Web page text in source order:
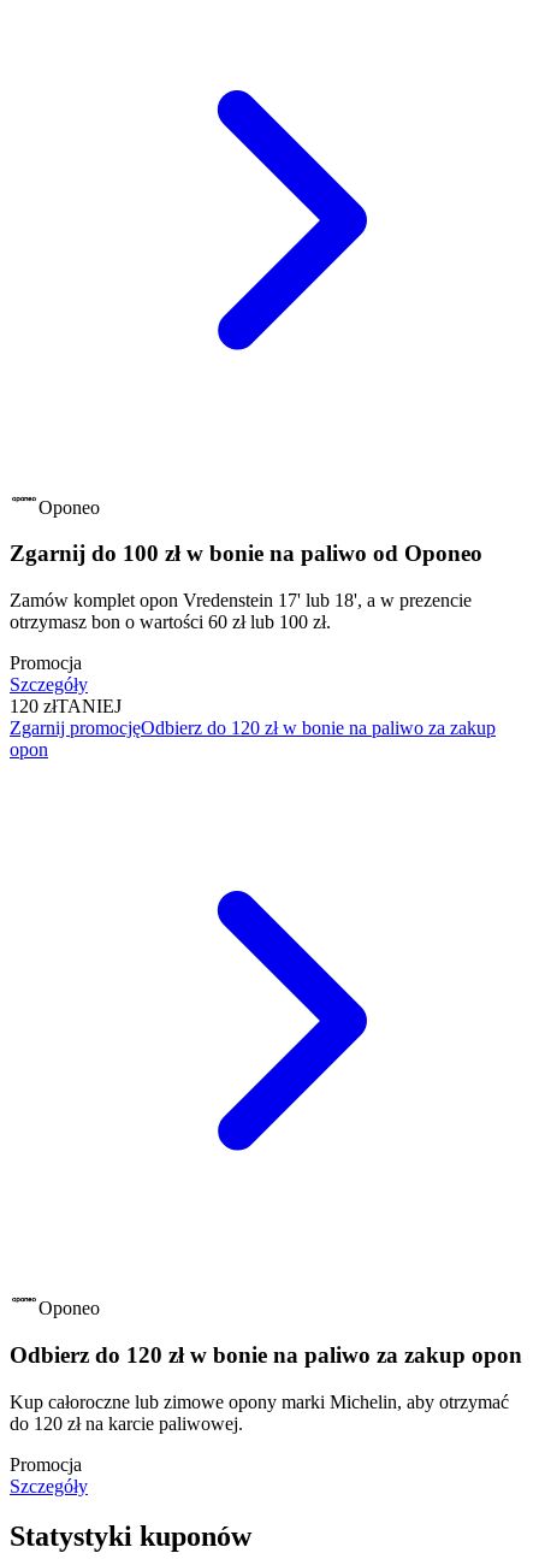
Oponeo
Zgarnij do 100 zł w bonie na paliwo od Oponeo
Zamów komplet opon Vredenstein 17' lub 18', a w prezencie
otrzymasz bon o wartości 60 zł lub 100 zł.
Promocja
Szczegóły
120 złTANIEJ
Zgarnij promocjęOdbierz do 120 zł w bonie na paliwo za zakup
opon
Oponeo
Odbierz do 120 zł w bonie na paliwo za zakup opon
Kup całoroczne lub zimowe opony marki Michelin, aby otrzymać
do 120 zł na karcie paliwowej.
Promocja
Szczegóły
Statystyki kuponów